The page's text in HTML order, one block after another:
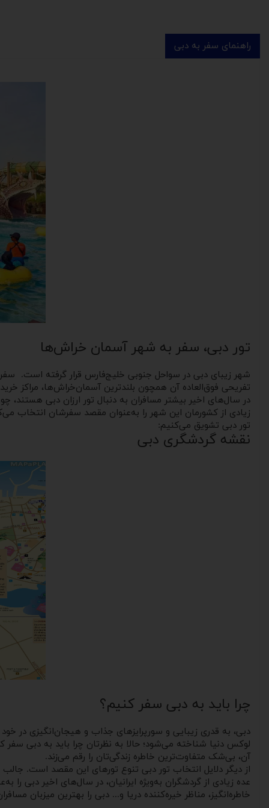
راهنمای سفر به دبی
تور دبی، سفر به شهر آسمان خراش‌ها
شهر زیبای دبی در سواحل جنوبی خلیج‌فارس قرار گرفته است.
تفریحی فوق‌العاده‌ آن همچون بلندترین آسمان‌خراش‌ها، مراکز
در سال‌های اخیر بیشتر مسافران به دنبال تور ارزان دبی
زیادی از کشورمان این شهر را به‌عنوان مقصد سفرشان انتخاب
تور دبی تشویق می‌کنیم:
نقشه گردشگری دبی
چرا باید به دبی سفر کنیم؟
دبی، به قدری زیبایی و سورپرایزهای جذاب و هیجان‌انگیزی در
لوکس دنیا شناخته می‌شود؛ حالا به نظرتان چرا باید به دبی
آن، بی‌شک متفاوت‌ترین خاطره زندگی‌تان را رقم می‌زند.
از دیگر دلایل انتخاب تور دبی تنوع تورهای این مقصد است. جالب
خاطره‌انگیز، مناظر خیره‌کننده دریا و... دبی را بهترین میزبان